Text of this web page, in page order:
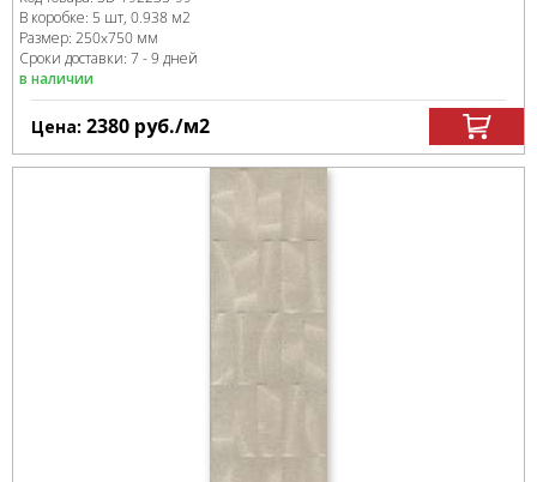
В коробке: 5 шт, 0.938 м2
Размер: 250x750 мм
Сроки доставки: 7 - 9 дней
в наличии
Цена: 2380 руб./м2